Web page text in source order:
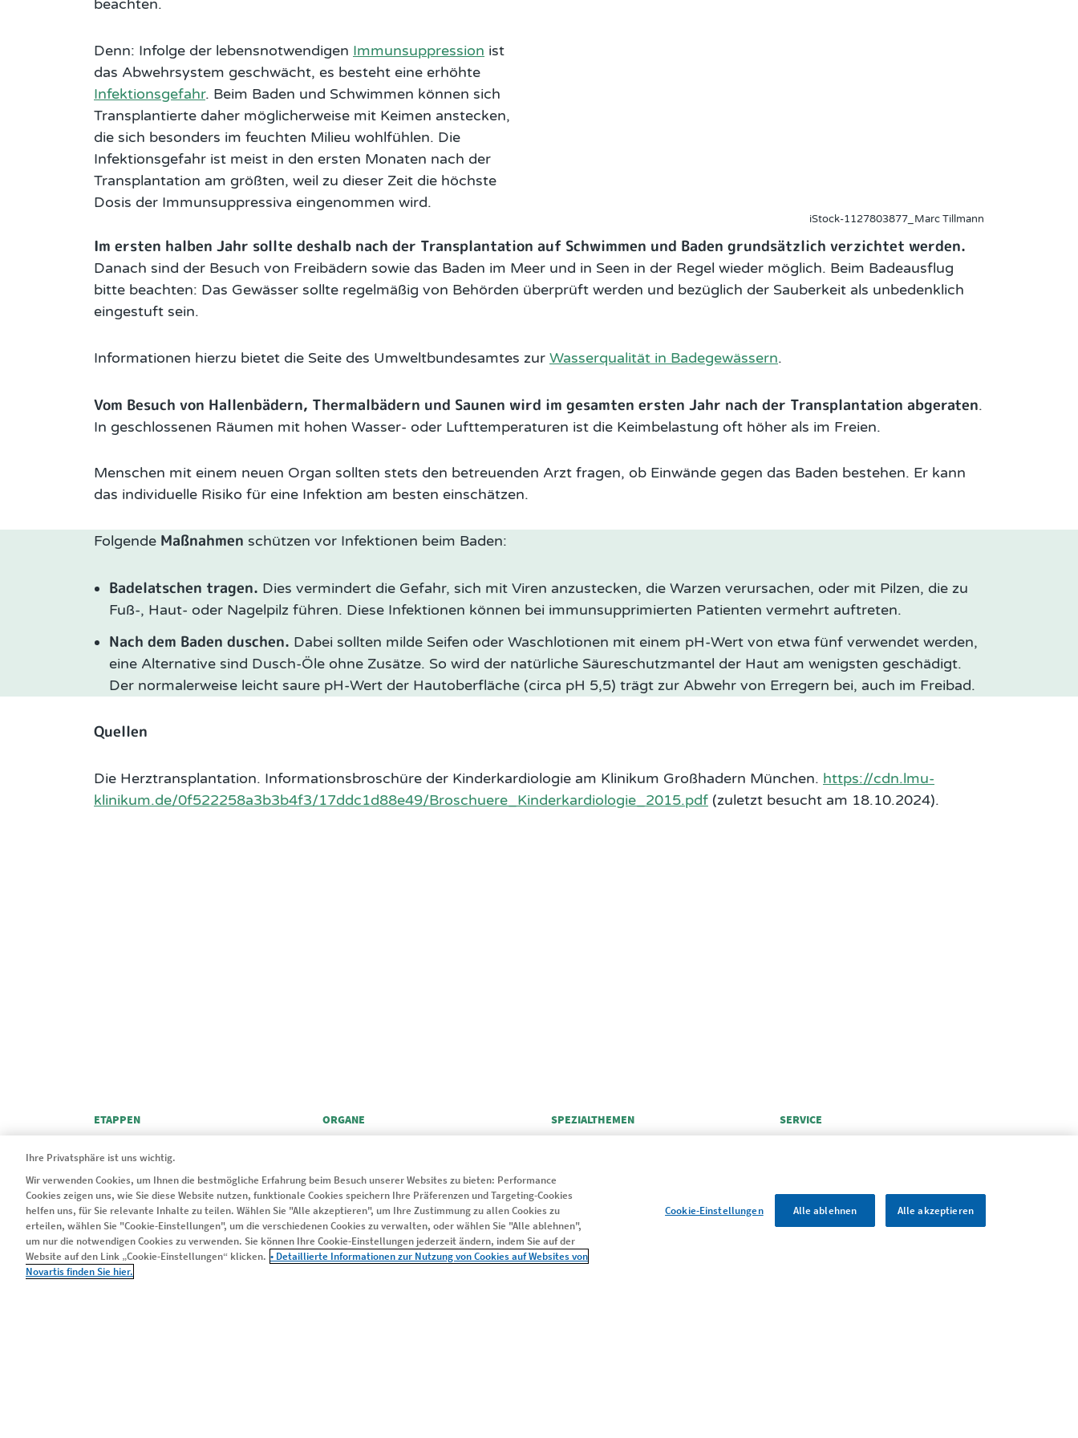
beachten.
Denn: Infolge der lebensnotwendigen Immunsuppression ist
das Abwehrsystem geschwächt, es besteht eine erhöhte
Infektionsgefahr. Beim Baden und Schwimmen können sich
Transplantierte daher möglicherweise mit Keimen anstecken,
die sich besonders im feuchten Milieu wohlfühlen. Die
Infektionsgefahr ist meist in den ersten Monaten nach der
Transplantation am größten, weil zu dieser Zeit die höchste
Dosis der Immunsuppressiva eingenommen wird.
iStock-1127803877_Marc Tillmann
Im ersten halben Jahr sollte deshalb nach der Transplantation auf Schwimmen und Baden grundsätzlich verzichtet werden.
Danach sind der Besuch von Freibädern sowie das Baden im Meer und in Seen in der Regel wieder möglich. Beim Badeausflug
bitte beachten: Das Gewässer sollte regelmäßig von Behörden überprüft werden und bezüglich der Sauberkeit als unbedenklich
eingestuft sein.
Informationen hierzu bietet die Seite des Umweltbundesamtes zur Wasserqualität in Badegewässern.
Vom Besuch von Hallenbädern, Thermalbädern und Saunen wird im gesamten ersten Jahr nach der Transplantation abgeraten.
In geschlossenen Räumen mit hohen Wasser- oder Lufttemperaturen ist die Keimbelastung oft höher als im Freien.
Menschen mit einem neuen Organ sollten stets den betreuenden Arzt fragen, ob Einwände gegen das Baden bestehen. Er kann
das individuelle Risiko für eine Infektion am besten einschätzen.
Folgende Maßnahmen schützen vor Infektionen beim Baden:
Badelatschen tragen. Dies vermindert die Gefahr, sich mit Viren anzustecken, die Warzen verursachen, oder mit Pilzen, die zu
Fuß-, Haut- oder Nagelpilz führen. Diese Infektionen können bei immunsupprimierten Patienten vermehrt auftreten.
Nach dem Baden duschen. Dabei sollten milde Seifen oder Waschlotionen mit einem pH-Wert von etwa fünf verwendet werden,
eine Alternative sind Dusch-Öle ohne Zusätze. So wird der natürliche Säureschutzmantel der Haut am wenigsten geschädigt.
Der normalerweise leicht saure pH-Wert der Hautoberfläche (circa pH 5,5) trägt zur Abwehr von Erregern bei, auch im Freibad.
Quellen
Die Herztransplantation. Informationsbroschüre der Kinderkardiologie am Klinikum Großhadern München. https://cdn.lmu-
klinikum.de/0f522258a3b3b4f3/17ddc1d88e49/Broschuere_Kinderkardiologie_2015.pdf (zuletzt besucht am 18.10.2024).
ETAPPEN
DAS NEUE LEBEN
ERFAHRUNGSBERICHTE
ORGANE
NIERE
LEBER
PANKREAS
SPEZIALTHEMEN
LEBENDSPENDE
TUMOREN
ALLERGIEN
SERVICE
LINKS
Ihre Privatsphäre ist uns wichtig.
Wir verwenden Cookies, um Ihnen die bestmögliche Erfahrung beim Besuch unserer Websites zu bieten: Performance
Cookies zeigen uns, wie Sie diese Website nutzen, funktionale Cookies speichern Ihre Präferenzen und Targeting-Cookies
helfen uns, für Sie relevante Inhalte zu teilen. Wählen Sie "Alle akzeptieren", um Ihre Zustimmung zu allen Cookies zu
erteilen, wählen Sie "Cookie-Einstellungen", um die verschiedenen Cookies zu verwalten, oder wählen Sie "Alle ablehnen",
um nur die notwendigen Cookies zu verwenden. Sie können Ihre Cookie-Einstellungen jederzeit ändern, indem Sie auf der
Website auf den Link „Cookie-Einstellungen“ klicken. • Detaillierte Informationen zur Nutzung von Cookies auf Websites von
Novartis finden Sie hier.
Cookie-Einstellungen Alle ablehnen Alle akzeptieren